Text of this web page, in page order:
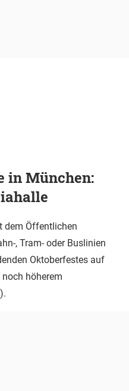
in München:
dem Öffentlichen
, Tram- oder Buslinien
Oktoberfestes auf
höherem